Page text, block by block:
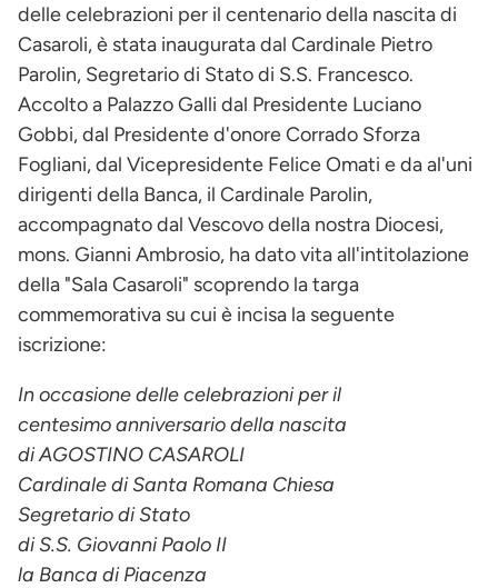
delle celebrazioni per il centenario della nascita di
Casaroli, è stata inaugurata dal Cardinale Pietro
Parolin, Segretario di Stato di S.S. Francesco.
Accolto a Palazzo Galli dal Presidente Luciano
Gobbi, dal Presidente d'onore Corrado Sforza
Fogliani, dal Vicepresidente Felice Omati e da al'uni
dirigenti della Banca, il Cardinale Parolin,
accompagnato dal Vescovo della nostra Diocesi,
mons. Gianni Ambrosio, ha dato vita all'intitolazione
della "Sala Casaroli" scoprendo la targa
commemorativa su cui è incisa la seguente
iscrizione:
In occasione delle celebrazioni per il
centesimo anniversario della nascita
di AGOSTINO CASAROLI
Cardinale di Santa Romana Chiesa
Segretario di Stato
di S.S. Giovanni Paolo II
la Banca di Piacenza